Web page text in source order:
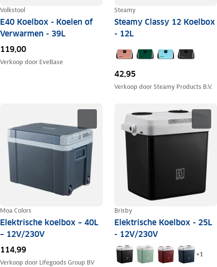
Volkstool
E40 Koelbox - Koelen of
Verwarmen - 39L
119,00
Verkoop door EveBase
Steamy
Steamy Classy 12 Koelbox
- 12L
42,95
Verkoop doorSteamy Products B.V.
Moa Colors
Elektrische koelbox – 40L
– 12V/230V
114,99
Verkoop door Lifegoods Group BV
Brisby
Elektrische Koelbox - 25L
- 12V/230V
+1